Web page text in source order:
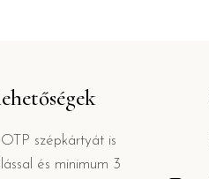
szépkártyát is
és minimum 3